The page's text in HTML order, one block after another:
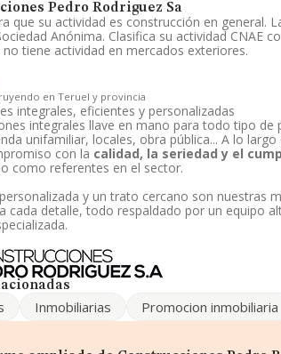
Pedro Rodriguez Sa
que su actividad es construcción en general.
Anónima. Clasifica su actividad CNAE
no tiene actividad en mercados exteriores.
empresas elaborado por INFORMA,
se destaca que: la compañía ha
4.587 puestos, pasando del 8.808 al 4.221. En
tienen mejor posición:Villa Modular S.L
Urbanismo S.L; sin embargo, el ranking
Civiles y Edificaciones S.L y
el ranking nacional, ha subido 116.713
Aparecen mejor posicionadas las siguientes
S.A, sin embargo, está por encima de
de Anatomia Patologica Ht Medica S.L
puestos, pasando del 840 al 392 en el
y su email es
Construcciones Pedro Rodriguez S.A
en Avenida De America núm. 10 1 B,
Aragón.
sector y disponiendo de los datos de hasta
en Teruel y provincia
integrales, eficientes y personalizadas
integrales llave en mano para todo tipo de
unifamiliar, locales, obra pública... A lo
con la calidad, la seriedad y el
como referentes en el sector.
y un trato cercano son nuestras
cada detalle, todo respaldado por un equipo
Inmobiliarias Promocion inmobiliaria